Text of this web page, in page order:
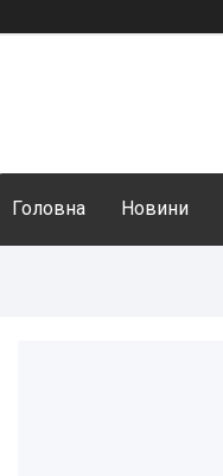
Головна Новини